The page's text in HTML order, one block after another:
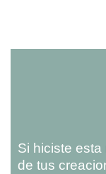
Si hiciste
de tus